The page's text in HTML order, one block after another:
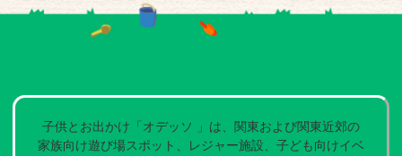
子供とお出かけ「オデッソ 」は、関東および関東近郊の
家族向け遊び場スポット、レジャー施設、子ども向けイベ